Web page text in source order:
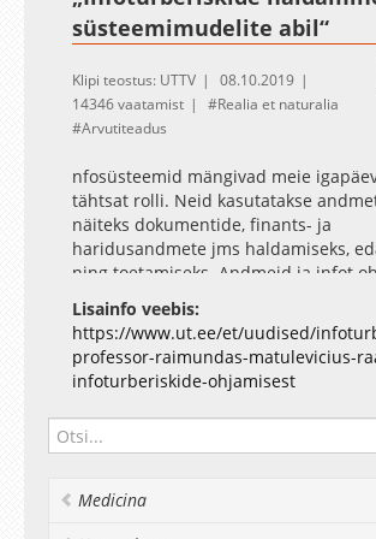
süsteemimudelite abil“
Klipi teostus: UTTV
08.10.2019
14346 vaatamist
Realia et naturalia
Arvutiteadus
nfosüsteemid mängivad meie
tähtsat rolli. Neid kasutatakse
näiteks dokumentide, finants- ja
haridusandmete jms haldamiseks,
ning toetamiseks. Andmeid ja infot
aga arvukad turvariskid, mistõttu
privaatsust, konfidentsiaalsust ja
kaitsta ning tagada, et neile
otstarbel ligi üksnes ettenähtud
Infosüsteemide ja tarkvara turvamine
võimalus, vaid möödapääsmatu
Infoturberiskide ohjamine on
kaitset vajav süsteem ja ettevõtte vara
selgitatakse välja ja dokumenteeritakse
Lisainfo veebis:
https://www.ut.ee/et/uudised/
professor-raimundas-matulevicius-
infoturberiskide-ohjamisest
Medicina